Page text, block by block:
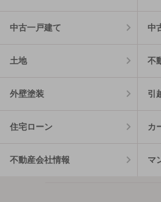
中古一戸建て 中
土地 不
外壁塗装 引
住宅ローン カ
不動産会社情報 マ